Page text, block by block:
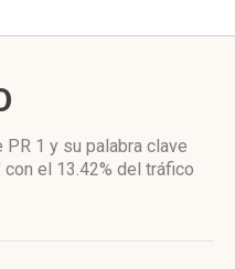
PR 1 y su palabra clave
con el 13.42% del tráfico